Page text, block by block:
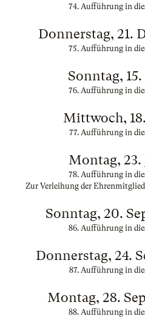
74. Aufführung in
Donnerstag, 21.
75. Aufführung in
Sonntag,
76. Aufführung in
Mittwoch,
77. Aufführung in
Montag, 23.
78. Aufführung in
Zur Verleihung der
Sonntag, 20.
86. Aufführung in
Donnerstag, 24.
87. Aufführung in
Montag, 28.
88. Aufführung in